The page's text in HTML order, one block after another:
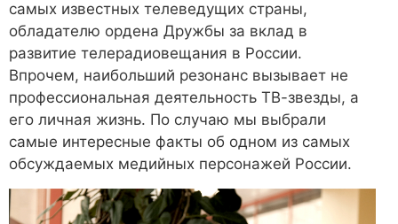
самых известных телеведущих страны,
обладателю ордена Дружбы за вклад в
развитие телерадиовещания в России.
Впрочем, наибольший резонанс вызывает не
профессиональная деятельность ТВ-звезды, а
его личная жизнь. По случаю мы выбрали
самые интересные факты об одном из самых
обсуждаемых медийных персонажей России.